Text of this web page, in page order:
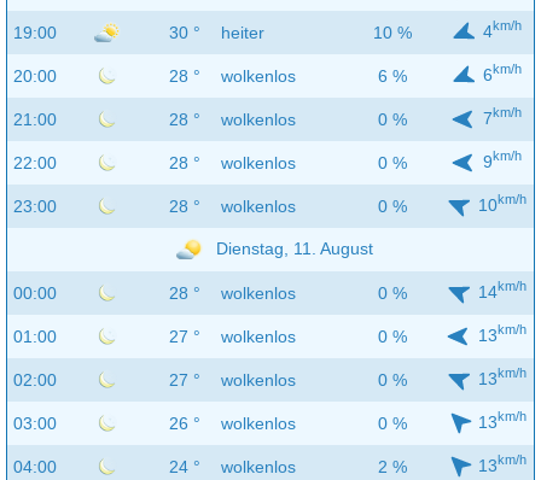
19:00 30 ° heiter 10 % 4km/h
20:00 28 ° wolkenlos 6 % 6km/h
21:00 28 ° wolkenlos 0 % 7km/h
22:00 28 ° wolkenlos 0 % 9km/h
23:00 28 ° wolkenlos 0 % 10km/h
Dienstag, 11. August
00:00 28 ° wolkenlos 0 % 14km/h
01:00 27 ° wolkenlos 0 % 13km/h
02:00 27 ° wolkenlos 0 % 13km/h
03:00 26 ° wolkenlos 0 % 13km/h
04:00 24 ° wolkenlos 2 % 13km/h